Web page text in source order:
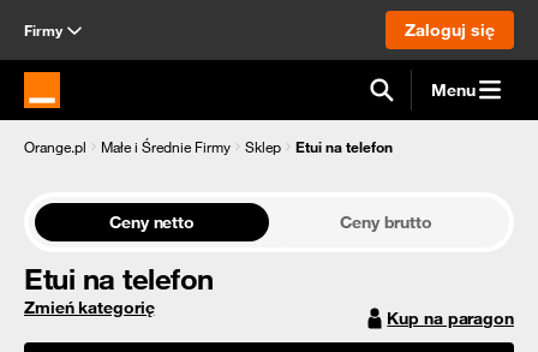
Firmy Zaloguj się
Strona główna Orange.pl Menu
Orange.pl Małe i Średnie Firmy Sklep Etui na telefon
Ceny netto Ceny brutto
Etui na telefon
Zmień kategorię Kup na paragon